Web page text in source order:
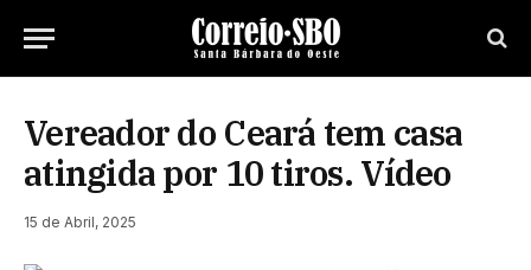
Vereador do Ceará tem casa
atingida por 10 tiros. Vídeo
15 de Abril, 2025